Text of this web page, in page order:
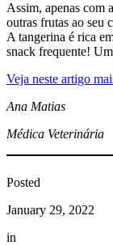
Assim, apenas com
outras frutas ao seu
A tangerina é rica
snack frequente!
Veja neste artigo
Ana Matias
Médica Veterinária
Posted
January 29, 2022
in